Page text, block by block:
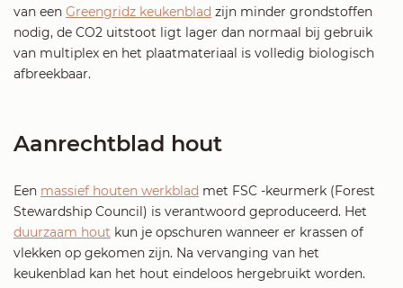
van een Greengridz keukenblad zijn minder grondstoffen
nodig, de CO2 uitstoot ligt lager dan normaal bij gebruik
van multiplex en het plaatmateriaal is volledig biologisch
afbreekbaar.
Aanrechtblad hout
Een massief houten werkblad met FSC -keurmerk (Forest
Stewardship Council) is verantwoord geproduceerd. Het
duurzaam hout kun je opschuren wanneer er krassen of
vlekken op gekomen zijn. Na vervanging van het
keukenblad kan het hout eindeloos hergebruikt worden.